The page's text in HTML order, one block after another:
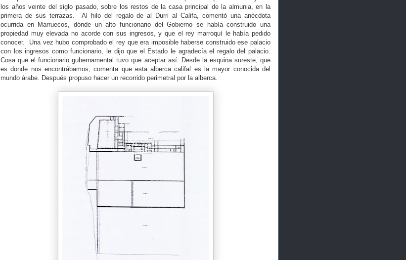
los años veinte del siglo pasado, sobre los restos de la casa principal de la almunia, en la
primera de sus terrazas. Al hilo del regalo de al Durri al Califa, comentó una anécdota
ocurrida en Marruecos, dónde un alto funcionario del Gobierno se había construido una
propiedad muy elevada no acorde con sus ingresos, y que el rey marroquí le había pedido
conocer. Una vez hubo comprobado el rey que era imposible haberse construido ese palacio
con los ingresos como funcionario, le dijo que el Estado le agradecía el regalo del palacio.
Cosa que el funcionario gubernamental tuvo que aceptar así. Desde la esquina sureste, que
es donde nos encontrábamos, comenta que esta alberca califal es la mayor conocida del
mundo árabe. Después propuso hacer un recorrido perimetral por la alberca.